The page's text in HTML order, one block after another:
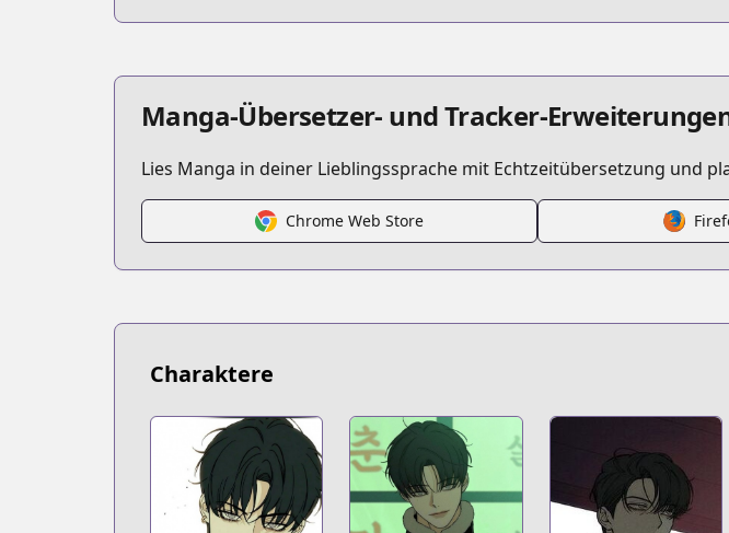
Manga-Übersetzer- und Tracker-
Lies Manga in deiner Lieblingssprache mit Echtzeitübersetzung und
Chrome Web Store
Charaktere